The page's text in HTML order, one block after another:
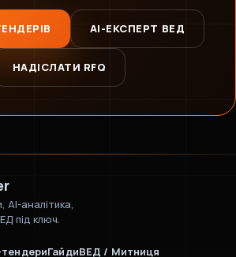
AI-ЕКСПЕРТ ВЕД
НАДІСЛАТИ RFQ
AI-аналітика,
під ключ.
ГайдиВЕД / Митниця